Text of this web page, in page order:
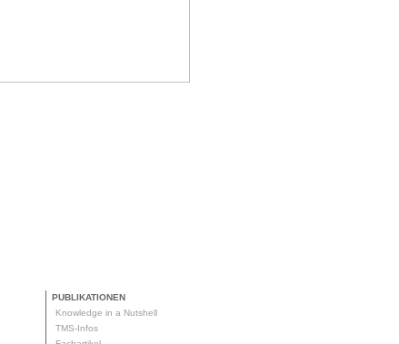
PUBLIKATIONEN
Knowledge in a Nutshell
TMS-Infos